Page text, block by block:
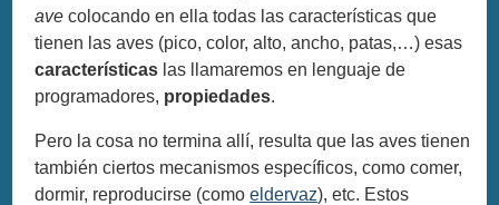
ave colocando en ella todas las características que
tienen las aves (pico, color, alto, ancho, patas,…) esas
características las llamaremos en lenguaje de
programadores, propiedades.
Pero la cosa no termina allí, resulta que las aves tienen
también ciertos mecanismos específicos, como comer,
dormir, reproducirse (comoeldervaz), etc. Estos